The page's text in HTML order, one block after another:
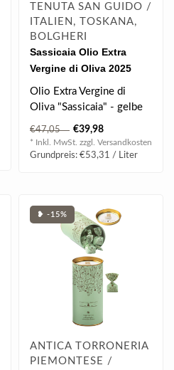
TENUTA SAN GUIDO /
ITALIEN, TOSKANA,
BOLGHERI
Sassicaia Olio Extra
Vergine di Oliva 2025
0.75 l
Olio Extra Vergine di
Oliva "Sassicaia" - gelbe
Farbe mit grünen
Reflexen, harm..
€47,05 €39,98
* Inkl. MwSt. zzgl. Versandkosten
Grundpreis: €53,31 / Liter
❥ -15%
ANTICA TORRONERIA
PIEMONTESE /